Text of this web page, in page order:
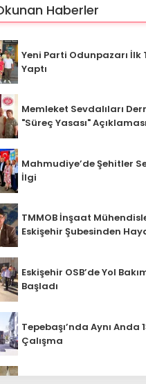
Haberler
Yeni Parti Odunpazarı İlk
Yaptı
Memleket Sevdalıları
"Süreç Yasası" Açıklaması
Mahmudiye’de Şehitler
İlgi
TMMOB İnşaat
Eskişehir Şubesinden
Eskişehir OSB’de Yol
Başladı
Tepebaşı’nda Aynı Anda
Çalışma